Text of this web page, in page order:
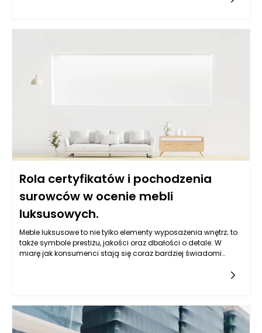
wykorzystywania w kontekście uzyskiwania pożyczek.
Rola certyfikatów i pochodzenia
surowców w ocenie mebli
luksusowych.
Meble luksusowe to nie tylko elementy wyposażenia wnętrz; to
także symbole prestiżu, jakości oraz dbałości o detale. W
miarę jak konsumenci stają się coraz bardziej świadomi
wzrostu znaczenia transparentności w procesie produkcji.